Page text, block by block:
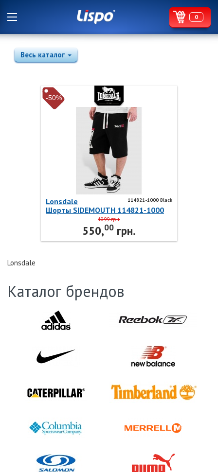
0
Весь каталог
-50%
114821-1000 Black
Lonsdale
Шорты SIDEMOUTH 114821-1000
Black Lonsdale1099 грн.
550,00 грн.
Lonsdale
Каталог брендов